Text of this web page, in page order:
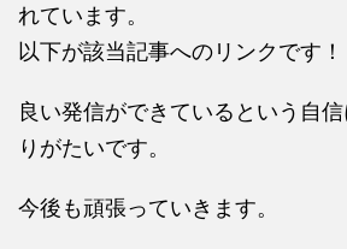
れています。
以下が該当記事へのリンクです！
良い発信ができているという自
りがたいです。
今後も頑張っていきます。